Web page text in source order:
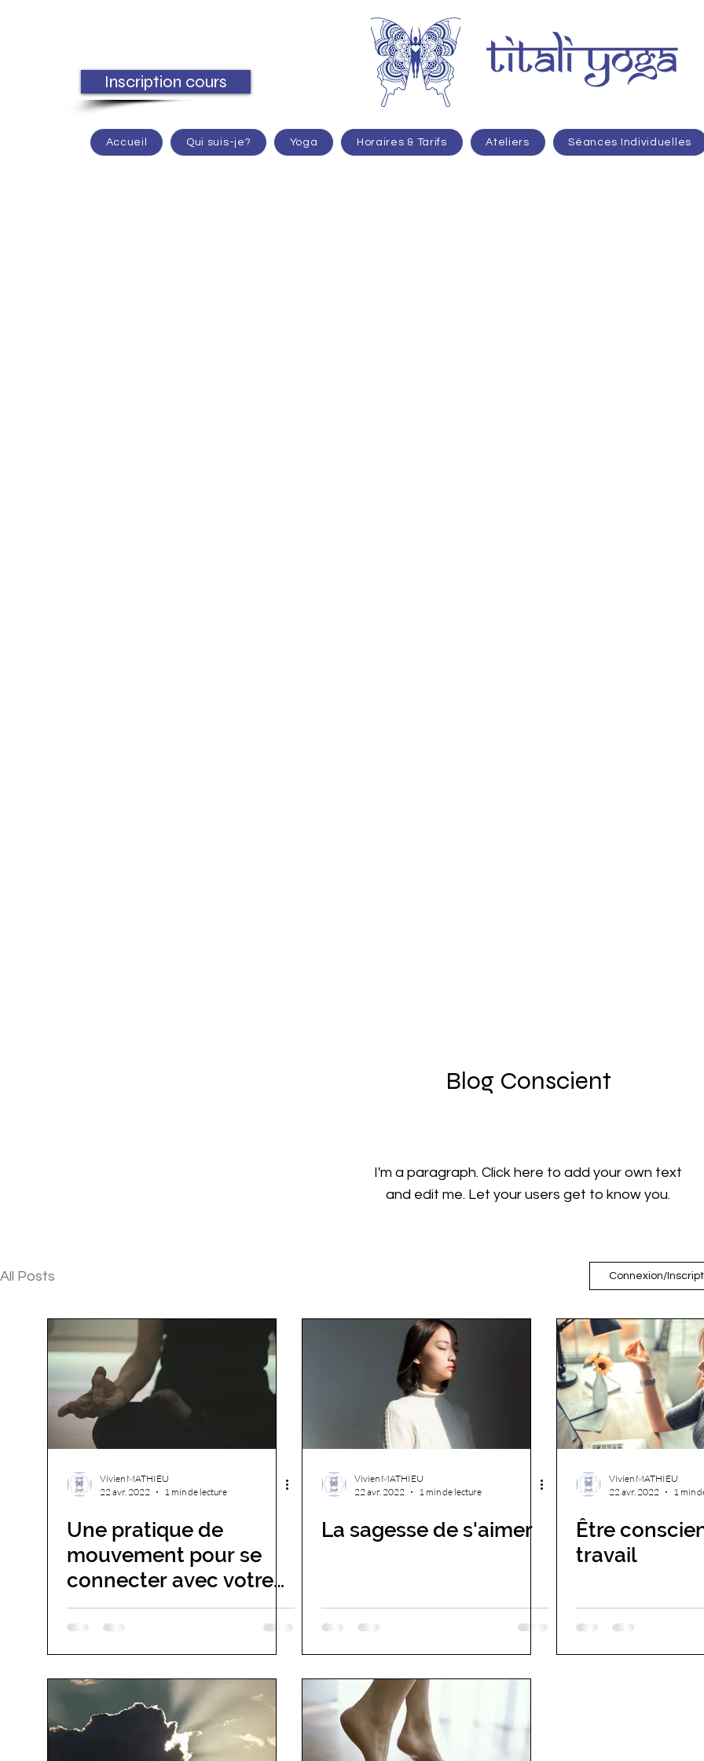
Inscription cours
Accueil Qui suis-je? Yoga Horaires & Tarifs Ateliers Séances Individuelles
Blog Conscient
I'm a paragraph. Click here to add your own text
and edit me. Let your users get to know you.
All Posts Connexion/
Vivien MATHIEU
22 avr. 2022
1 min de lecture
Une pratique de
mouvement pour se
connecter avec votre
âme
Vivien MATHIEU
22 avr. 2022
1 min de lecture
La sagesse de s'aimer
Vivien MATHIEU
22 avr. 2022
1 min
Être
travail